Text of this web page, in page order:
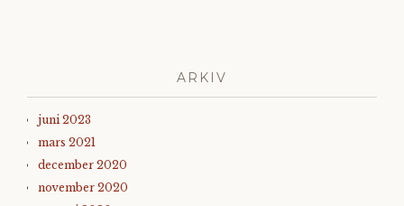
ARKIV
juni 2023
mars 2021
december 2020
november 2020